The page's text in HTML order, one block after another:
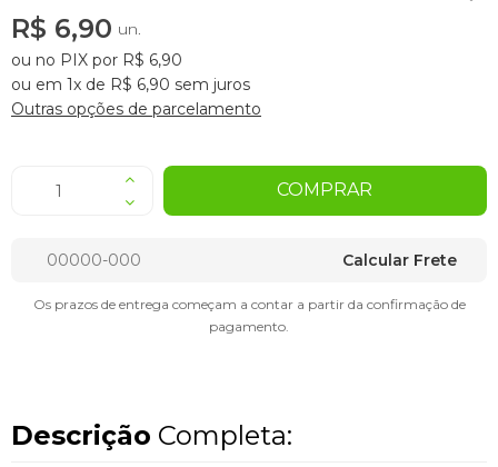
R$ 6,90 un.
ou no PIX por R$ 6,90
ou em 1x de R$ 6,90 sem juros
Outras opções de parcelamento
COMPRAR
Calcular Frete
Os prazos de entrega começam a contar a partir da confirmação de
pagamento.
Descrição Completa: